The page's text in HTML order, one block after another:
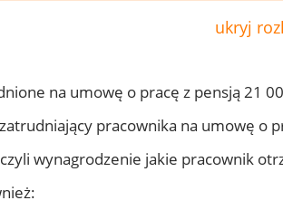
ukryj
na umowę o pracę z pensją 21
pracownika na umowę o
wynagrodzenie jakie pracownik